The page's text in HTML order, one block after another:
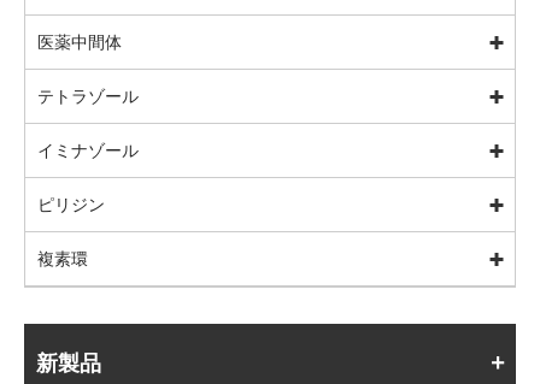
医薬中間体
テトラゾール
イミナゾール
ピリジン
複素環
新製品